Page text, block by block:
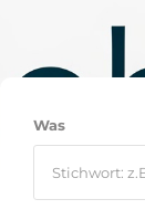
Was